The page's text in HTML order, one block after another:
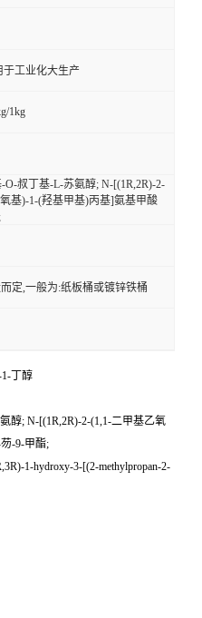
于工业化大生产
1kg
O-叔丁基-L-苏氨醇; N-[(1R,2R)-2-
基)-1-(羟基甲基)丙基]氨基甲酸
定,一般为:纸板桶或镀锌铁桶
丁醇
醇; N-[(1R,2R)-2-(1,1-二甲基乙氧
-9-甲酯;
1-hydroxy-3-[(2-methylpropan-2-